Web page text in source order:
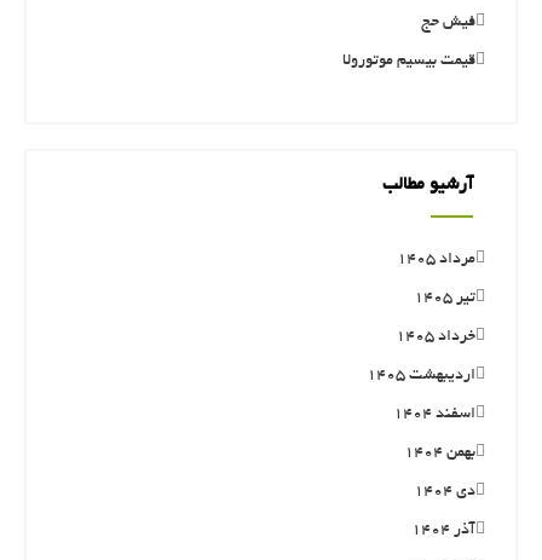
فیش حج
قیمت بیسیم موتورولا
آرشیو مطالب
مرداد ۱۴۰۵
تیر ۱۴۰۵
خرداد ۱۴۰۵
اردیبهشت ۱۴۰۵
اسفند ۱۴۰۴
بهمن ۱۴۰۴
دی ۱۴۰۴
آذر ۱۴۰۴